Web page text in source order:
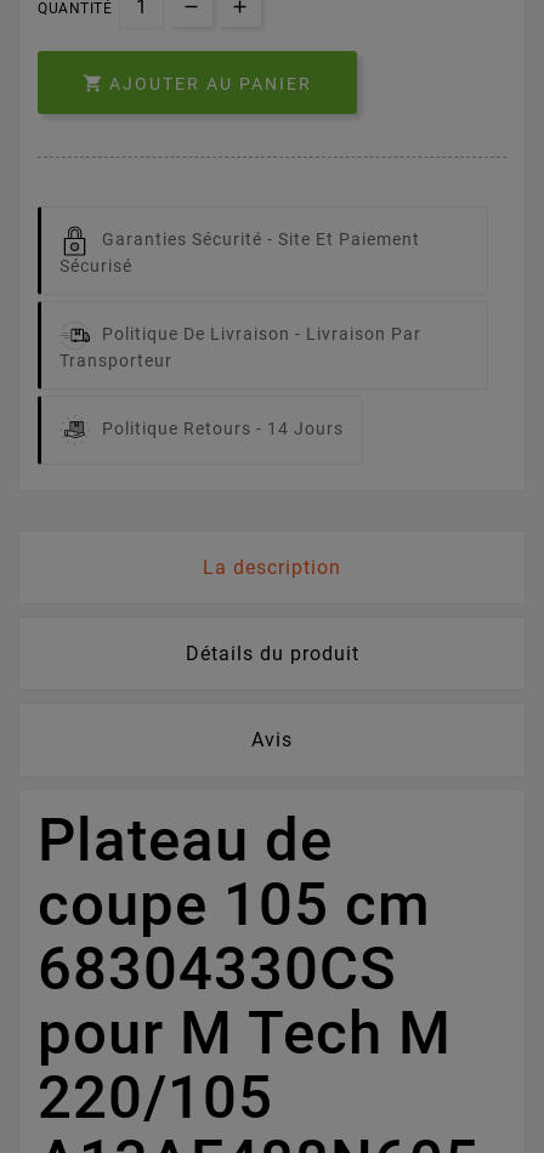
QUANTITÉ
 AJOUTER AU PANIER
Garanties Sécurité - Site Et Paiement
Sécurisé
Politique De Livraison - Livraison Par
Transporteur
Politique Retours - 14 Jours
La description
Détails du produit
Avis
Plateau de
coupe 105 cm
68304330CS
pour M Tech M
220/105